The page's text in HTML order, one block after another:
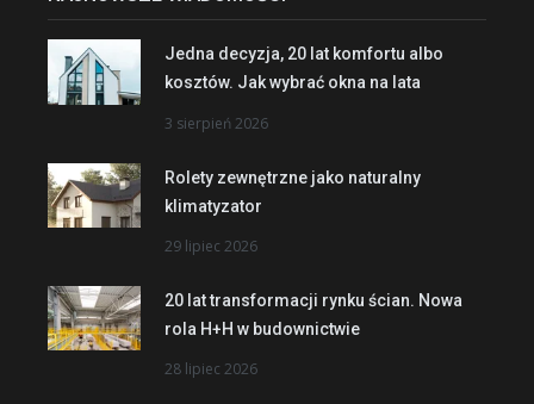
Jedna decyzja, 20 lat komfortu albo
kosztów. Jak wybrać okna na lata
3 sierpień 2026
Rolety zewnętrzne jako naturalny
klimatyzator
29 lipiec 2026
20 lat transformacji rynku ścian. Nowa
rola H+H w budownictwie
28 lipiec 2026